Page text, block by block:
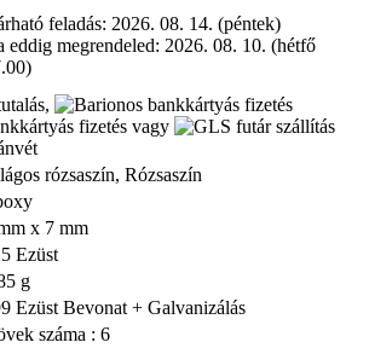
feladás: 2026. 08. 14. (péntek)
eddig megrendeled: 2026. 08. 10. (hétfő
fizetés vagy
rózsaszín, Rózsaszín
x 7 mm
Ezüst
g
Ezüst Bevonat + Galvanizálás
száma : 6